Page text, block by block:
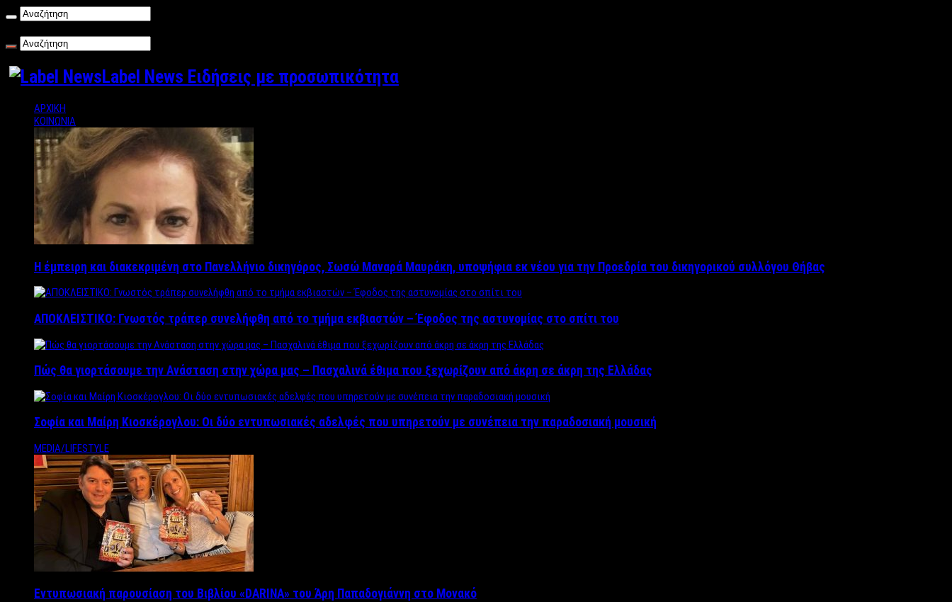
Label News Ειδήσεις με προσωπικότητα
ΑΡΧΙΚΗ
ΚΟΙΝΩΝΙΑ
Η έμπειρη και διακεκριμένη στο Πανελλήνιο δικηγόρος, Σωσώ Μαναρά Μαυράκη, υποψήφια εκ νέου για την Προεδρία του δικηγορικού συλλόγου Θήβας
ΑΠΟΚΛΕΙΣΤΙΚΟ: Γνωστός τράπερ συνελήφθη από το τμήμα εκβιαστών – Έφοδος της αστυνομίας στο σπίτι του
Πώς θα γιορτάσουμε την Ανάσταση στην χώρα μας – Πασχαλινά έθιμα που ξεχωρίζουν από άκρη σε άκρη της Ελλάδας
Σοφία και Μαίρη Κιοσκέρογλου: Οι δύο εντυπωσιακές αδελφές που υπηρετούν με συνέπεια την παραδοσιακή μουσική
MEDIA/LIFESTYLE
Εντυπωσιακή παρουσίαση του Βιβλίου «DARINA» του Άρη Παπαδογιάννη στο Μονακό